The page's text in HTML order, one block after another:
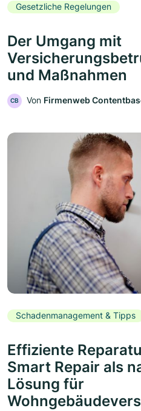
Gesetzliche Regelungen
Der Umgang mit
und Maßnahmen
CB Von Firmenweb
Schadenmanagement & Tipps
Effiziente
Smart Repair als
Lösung für